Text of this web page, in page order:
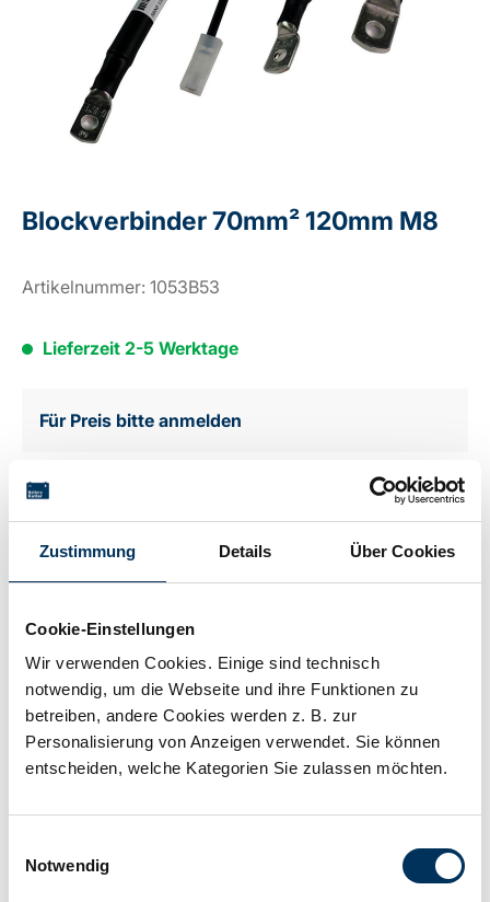
Zustimmung Details Über Cookies
Cookie-Einstellungen
Wir verwenden Cookies. Einige sind technisch
notwendig, um die Webseite und ihre Funktionen zu
betreiben, andere Cookies werden z. B. zur
Personalisierung von Anzeigen verwendet. Sie können
entscheiden, welche Kategorien Sie zulassen möchten.
Notwendig
Blockverbinder 70mm² 120mm M8
Artikelnummer: 1053B53
Lieferzeit 2-5 Werktage
Für Preis bitte anmelden
Zum Merkzettel hinzufügen
Beschreibung
Lochabstand 120mm, M8, Querschnitt 70mm², max.
Strom 347A, NSGAFÖU, (high flexibility)
Technische Details